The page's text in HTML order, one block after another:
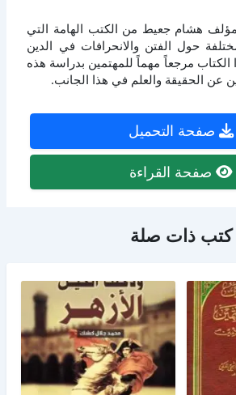
هشام جعيط من الكتب الهامة التي
حول الفتن والانحرافات في الدين
الكتاب مرجعاً مهماً للمهتمين بدراسة هذه
عن الحقيقة والعلم في هذا الجانب.
صفحة التحميل
صفحة القراءة
كتب ذات صلة